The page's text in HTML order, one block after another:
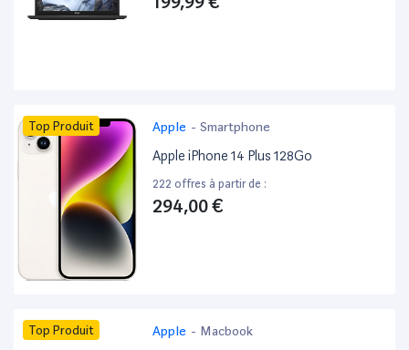
Top Produit Apple - Smartphone
Apple iPhone 14 Plus 128Go
222 offres à partir de :
294,00 €
Top Produit Apple - Macbook